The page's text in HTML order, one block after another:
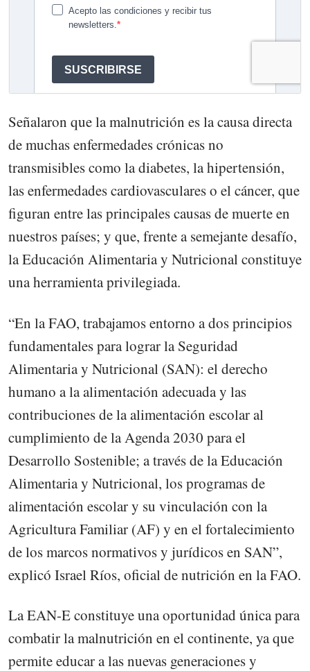
Señalaron que la malnutrición es la causa directa
de muchas enfermedades crónicas no
transmisibles como la diabetes, la hipertensión,
las enfermedades cardiovasculares o el cáncer, que
figuran entre las principales causas de muerte en
nuestros países; y que, frente a semejante desafío,
la Educación Alimentaria y Nutricional constituye
una herramienta privilegiada.
“En la FAO, trabajamos entorno a dos principios
fundamentales para lograr la Seguridad
Alimentaria y Nutricional (SAN): el derecho
humano a la alimentación adecuada y las
contribuciones de la alimentación escolar al
cumplimiento de la Agenda 2030 para el
Desarrollo Sostenible; a través de la Educación
Alimentaria y Nutricional, los programas de
alimentación escolar y su vinculación con la
Agricultura Familiar (AF) y en el fortalecimiento
de los marcos normativos y jurídicos en SAN”,
explicó Israel Ríos, oficial de nutrición en la FAO.
La EAN-E constituye una oportunidad única para
combatir la malnutrición en el continente, ya que
permite educar a las nuevas generaciones y